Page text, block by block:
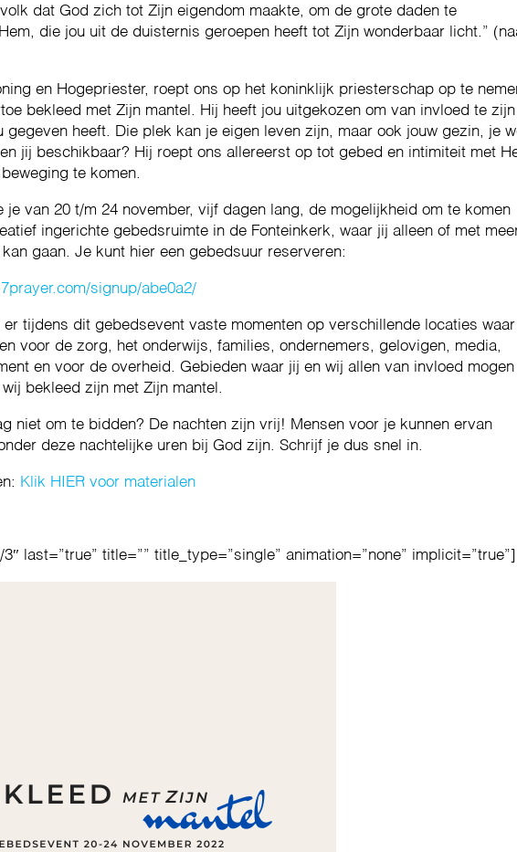
dat God zich tot Zijn eigendom maakte, om de grote daden te
die jou uit de duisternis geroepen heeft tot Zijn wonderbaar licht.”
en Hogepriester, roept ons op het koninklijk priesterschap op te
bekleed met Zijn mantel. Hij heeft jou uitgekozen om van invloed te
gegeven heeft. Die plek kan je eigen leven zijn, maar ook jouw gezin, je
jij beschikbaar? Hij roept ons allereerst op tot gebed en intimiteit met
te komen.
je van 20 t/m 24 november, vijf dagen lang, de mogelijkheid om te komen
ingerichte gebedsruimte in de Fonteinkerk, waar jij alleen of met
gaan. Je kunt hier een gebedsuur reserveren:
signup/abe0a2/
er tijdens dit gebedsevent vaste momenten op verschillende locaties
voor de zorg, het onderwijs, families, ondernemers, gelovigen, media,
en voor de overheid. Gebieden waar jij en wij allen van invloed
bekleed zijn met Zijn mantel.
niet om te bidden? De nachten zijn vrij! Mensen voor je kunnen ervan
deze nachtelijke uren bij God zijn. Schrijf je dus snel in.
Klik HIER voor materialen
last=”true” title=”” title_type=”single” animation=”none” implicit=”true”]